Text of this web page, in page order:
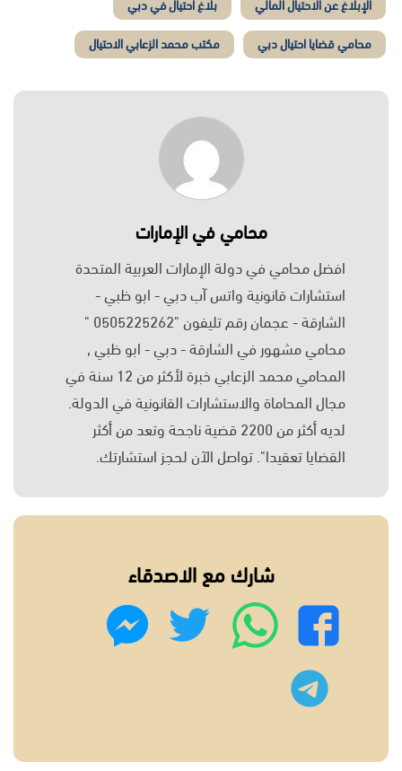
الإبلاغ عن الاحتيال المالي بلاغ احتيال في دبي
محامي قضايا احتيال دبي مكتب محمد الزعابي الاحتيال
محامي في الإمارات
افضل محامي في دولة الإمارات العربية المتحدة
استشارات قانونية واتس آب دبي - ابو ظبي -
الشارقة - عجمان رقم تليفون "0505225262 "
محامي مشهور في الشارقة - دبي - ابو ظبي ,
المحامي محمد الزعابي خبرة لأكثر من 12 سنة في
مجال المحاماة والاستشارات القانونية في الدولة.
لديه أكثر من 2200 قضية ناجحة وتعد من أكثر
القضايا تعقيدا". تواصل الآن لحجز استشارتك.
شارك مع الاصدقاء
فيسبوك
واتساب تويتر